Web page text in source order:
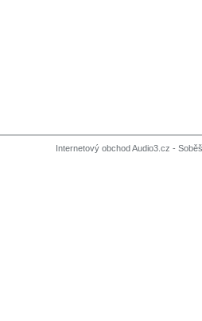
Internetový obchod Audio3.cz -